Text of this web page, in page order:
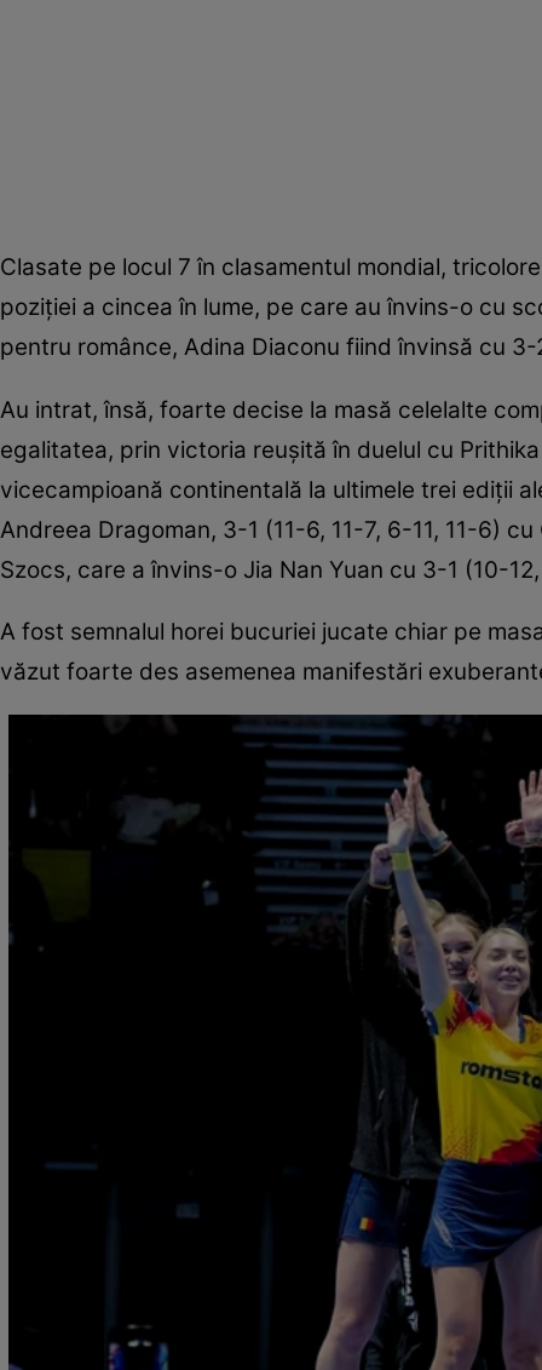
Clasate pe locul 7 în clasamentul mondial,
poziției a cincea în lume, pe care au învins-o cu
pentru românce, Adina Diaconu fiind învinsă cu
Au intrat, însă, foarte decise la masă celelalte
egalitatea, prin victoria reuşită în duelul cu
vicecampioană continentală la ultimele trei ediții
Andreea Dragoman, 3-1 (11-6, 11-7, 6-11, 11-6)
Szocs, care a învins-o Jia Nan Yuan cu 3-1 (10-
A fost semnalul horei bucuriei jucate chiar pe
văzut foarte des asemenea manifestări